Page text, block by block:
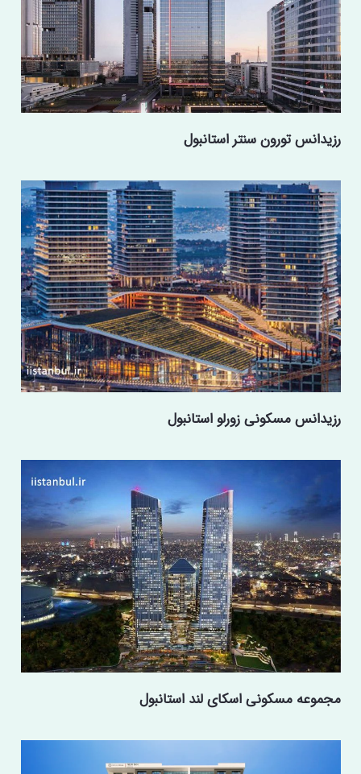
رزیدانس تورون سنتر استانبول
رزیدانس مسکونی زورلو استانبول
مجموعه مسکونی اسکای لند استانبول